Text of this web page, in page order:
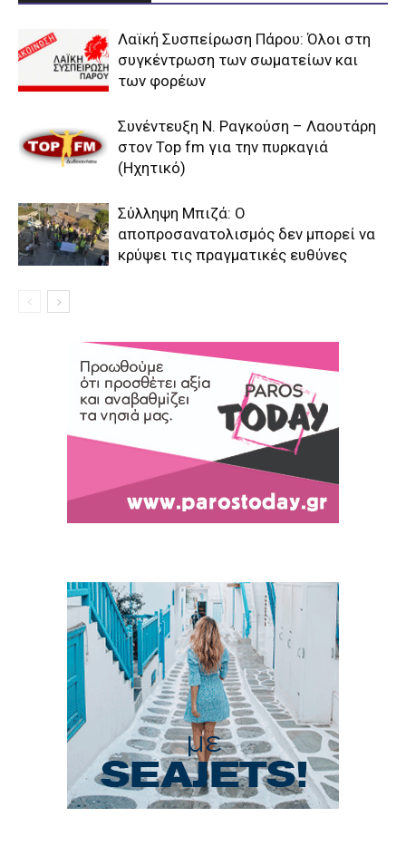
Λαϊκή Συσπείρωση Πάρου: Όλοι στη
συγκέντρωση των σωματείων και
των φορέων
Συνέντευξη Ν. Ραγκούση – Λαουτάρη
στον Top fm για την πυρκαγιά
(Ηχητικό)
Σύλληψη Μπιζά: Ο
αποπροσανατολισμός δεν μπορεί να
κρύψει τις πραγματικές ευθύνες